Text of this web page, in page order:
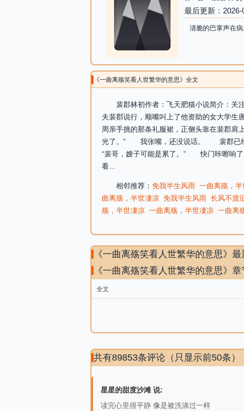
最后更新：2026-
清脆的巴掌声在
《一曲离殇笑看人世繁华的意思》全文
裴郡林初作者：飞天肥猫小说简介：
夫裴郡说行，顺嘴叫上了他资助的女大
周亲手挑的那条礼服裙，正侧头靠在裴郡
光了。” 我张嘴，还没说话。 裴郡已经
“裴哥，嫂子可能是累了。” 快门咔嚓
看...
相邻推荐： 免我半生风雨 一曲离殇，
曲离殇，半世凄凉 免我半生风雨 长风不渡
殇，半世凄凉 一曲离殇，半世凄凉 一曲离
《一曲离殇笑看人世繁华的意思》
《一曲离殇笑看人世繁华的意思》
全文
共有89853条评论（只显示前50条）
星星的甜度沙滩 说:
读完心里很平静 像是被洗涤过一样